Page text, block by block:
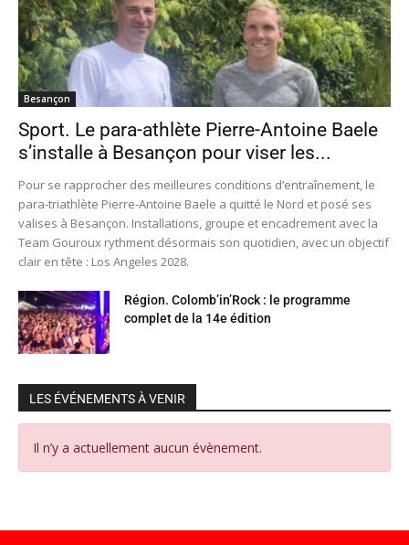
Besançon
Sport. Le para-athlète Pierre-Antoine Baele
s’installe à Besançon pour viser les...
Pour se rapprocher des meilleures conditions d’entraînement, le
para-triathlète Pierre-Antoine Baele a quitté le Nord et posé ses
valises à Besançon. Installations, groupe et encadrement avec la
Team Gouroux rythment désormais son quotidien, avec un objectif
clair en tête : Los Angeles 2028.
Région. Colomb’in’Rock : le programme
complet de la 14e édition
LES ÉVÉNEMENTS À VENIR
Il n’y a actuellement aucun évènement.